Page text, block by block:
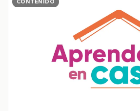
CONTENIDO